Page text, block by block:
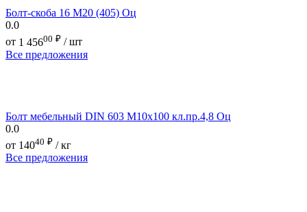
Болт-скоба 16 М20 (405) Оц
0.0
от 1 45600 ₽ / шт
Все предложения
Болт мебельный DIN 603 М10х100 кл.пр.4,8 Оц
0.0
от 14040 ₽ / кг
Все предложения